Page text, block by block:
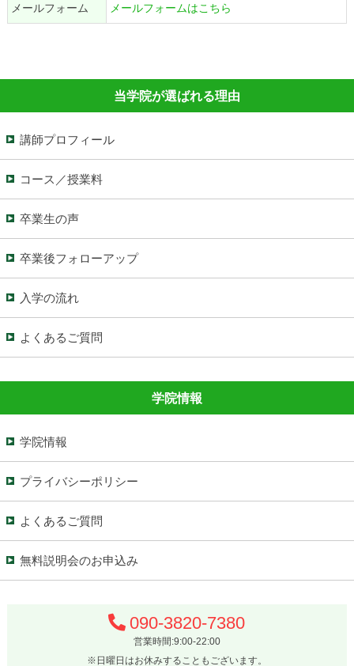
メールフォーム メールフォームはこちら
当学院が選ばれる理由
講師プロフィール
コース／授業料
卒業生の声
卒業後フォローアップ
入学の流れ
よくあるご質問
学院情報
学院情報
プライバシーポリシー
よくあるご質問
無料説明会のお申込み
090-3820-7380
営業時間:9:00-22:00
※日曜日はお休みすることもございます。